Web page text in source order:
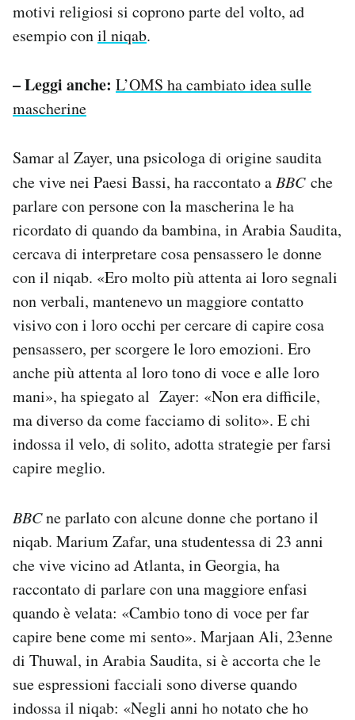
motivi religiosi si coprono parte del volto, ad
esempio conil niqab.
– Leggi anche: L’OMS ha cambiato idea sulle
mascherine
Samar al Zayer, una psicologa di origine saudita
che vive nei Paesi Bassi, ha raccontato aBBC che
parlare con persone con la mascherina le ha
ricordato di quando da bambina, in Arabia Saudita,
cercava di interpretare cosa pensassero le donne
con il niqab. «Ero molto più attenta ai loro segnali
non verbali, mantenevo un maggiore contatto
visivo con i loro occhi per cercare di capire cosa
pensassero, per scorgere le loro emozioni. Ero
anche più attenta al loro tono di voce e alle loro
mani», ha spiegato al Zayer: «Non era difficile,
ma diverso da come facciamo di solito». E chi
indossa il velo, di solito, adotta strategie per farsi
capire meglio.
BBCne parlato con alcune donne che portano il
niqab. Marium Zafar, una studentessa di 23 anni
che vive vicino ad Atlanta, in Georgia, ha
raccontato di parlare con una maggiore enfasi
quando è velata: «Cambio tono di voce per far
capire bene come mi sento». Marjaan Ali, 23enne
di Thuwal, in Arabia Saudita, si è accorta che le
sue espressioni facciali sono diverse quando
indossa il niqab: «Negli anni ho notato che ho